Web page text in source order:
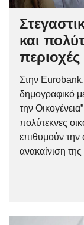
και
περιοχές
Στην
δημογραφικό
την
πολύτεκνες
επιθυμούν την
ανακαίνιση